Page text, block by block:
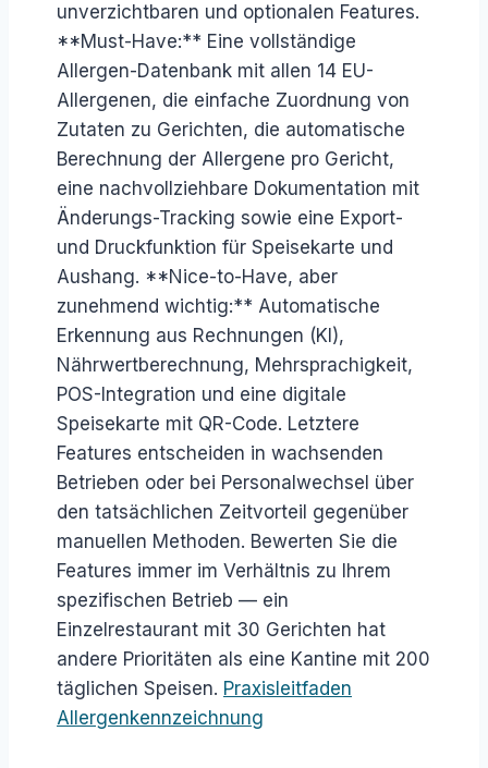
unverzichtbaren und optionalen Features.
**Must-Have:** Eine vollständige
Allergen-Datenbank mit allen 14 EU-
Allergenen, die einfache Zuordnung von
Zutaten zu Gerichten, die automatische
Berechnung der Allergene pro Gericht,
eine nachvollziehbare Dokumentation mit
Änderungs-Tracking sowie eine Export-
und Druckfunktion für Speisekarte und
Aushang. **Nice-to-Have, aber
zunehmend wichtig:** Automatische
Erkennung aus Rechnungen (KI),
Nährwertberechnung, Mehrsprachigkeit,
POS-Integration und eine digitale
Speisekarte mit QR-Code. Letztere
Features entscheiden in wachsenden
Betrieben oder bei Personalwechsel über
den tatsächlichen Zeitvorteil gegenüber
manuellen Methoden. Bewerten Sie die
Features immer im Verhältnis zu Ihrem
spezifischen Betrieb — ein
Einzelrestaurant mit 30 Gerichten hat
andere Prioritäten als eine Kantine mit 200
täglichen Speisen. Praxisleitfaden
Allergenkennzeichnung